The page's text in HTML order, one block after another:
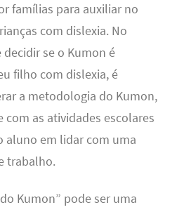
famílias para auxiliar no
com dislexia. No
se o Kumon é
filho com dislexia, é
a metodologia do Kumon,
as atividades escolares
aluno em lidar com uma
trabalho.
Kumon” pode ser uma